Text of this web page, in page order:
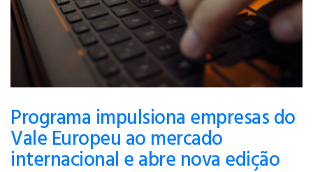
Programa impulsiona empresas do
Vale Europeu ao mercado
internacional e abre nova edição